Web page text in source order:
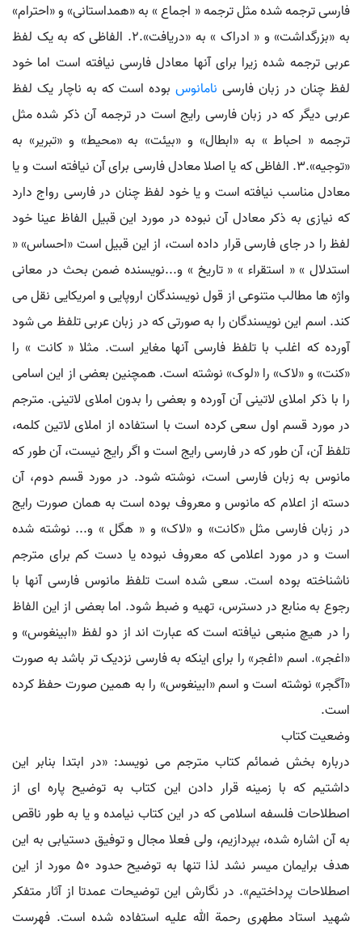
فارسی ترجمه شده مثل ترجمه « اجماع » به «همداستانی» و «احترام»
به «بزرگداشت» و « ادراک » به «دریافت».۲. الفاظی که به یک لفظ
عربی ترجمه شده زیرا برای آنها معادل فارسی نیافته است اما خود
لفظ چنان در زبان فارسی نامانوس بوده است که به ناچار یک لفظ
عربی دیگر که در زبان فارسی رایج است در ترجمه آن ذکر شده مثل
ترجمه « احباط » به «ابطال» و «بیئت» به «محیط» و «تبریر» به
«توجیه».۳. الفاظی که یا اصلا معادل فارسی برای آن نیافته است و یا
معادل مناسب نیافته است و یا خود لفظ چنان در فارسی رواج دارد
که نیازی به ذکر معادل آن نبوده در مورد این قبیل الفاظ عینا خود
لفظ را در جای فارسی قرار داده است، از این قبیل است «احساس» «
استدلال » « استقراء » « تاریخ » و...نویسنده ضمن بحث در معانی
واژه ها مطالب متنوعی از قول نویسندگان اروپایی و امریکایی نقل می
کند. اسم این نویسندگان را به صورتی که در زبان عربی تلفظ می شود
آورده که اغلب با تلفظ فارسی آنها مغایر است. مثلا « کانت » را
«کنت» و «لاک» را «لوک» نوشته است. همچنین بعضی از این اسامی
را با ذکر املای لاتینی آن آورده و بعضی را بدون املای لاتینی. مترجم
در مورد قسم اول سعی کرده است با استفاده از املای لاتین کلمه،
تلفظ آن، آن طور که در فارسی رایج است و اگر رایج نیست، آن طور که
مانوس به زبان فارسی است، نوشته شود. در مورد قسم دوم، آن
دسته از اعلام که مانوس و معروف بوده است به همان صورت رایج
در زبان فارسی مثل «کانت» و «لاک» و « هگل » و... نوشته شده
است و در مورد اعلامی که معروف نبوده یا دست کم برای مترجم
ناشناخته بوده است. سعی شده است تلفظ مانوس فارسی آنها با
رجوع به منابع در دسترس، تهیه و ضبط شود. اما بعضی از این الفاظ
را در هیچ منبعی نیافته است که عبارت اند از دو لفظ «ابینغوس» و
«اغجر». اسم «اغجر» را برای اینکه به فارسی نزدیک تر باشد به صورت
«آگجر» نوشته است و اسم «ابینغوس» را به همین صورت حفظ کرده
است.
وضعیت کتاب
درباره بخش ضمائم کتاب مترجم می نویسد: «در ابتدا بنابر این
داشتیم که با زمینه قرار دادن این کتاب به توضیح پاره ای از
اصطلاحات فلسفه اسلامی که در این کتاب نیامده و یا به طور ناقص
به آن اشاره شده، بپردازیم، ولی فعلا مجال و توفیق دستیابی به این
هدف برایمان میسر نشد لذا تنها به توضیح حدود ۵۰ مورد از این
اصطلاحات پرداختیم». در نگارش این توضیحات عمدتا از آثار متفکر
شهید استاد مطهری رحمة الله علیه استفاده شده است. فهرست